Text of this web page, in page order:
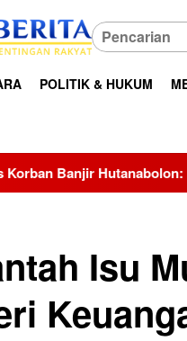
POLITIK & HUKUM
Masih Adakah Harapan
Isu